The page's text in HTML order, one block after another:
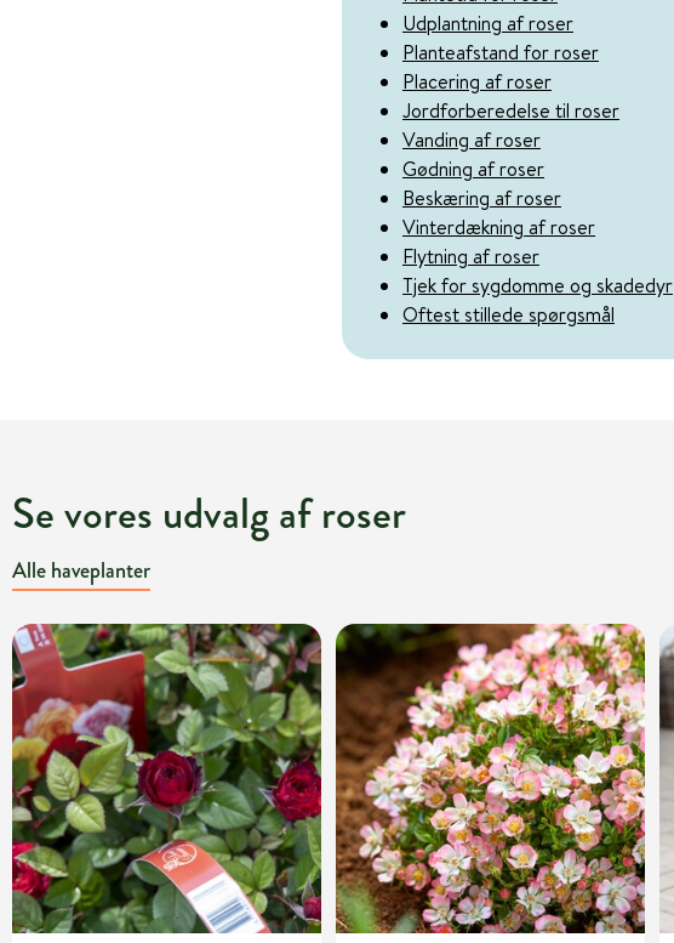
Udplantning af roser
Planteafstand for roser
Placering af roser
Jordforberedelse til roser
Vanding af roser
Gødning af roser
Beskæring af roser
Vinterdækning af roser
Flytning af roser
Tjek for sygdomme og skadedyr
Oftest stillede spørgsmål
Se vores udvalg af roser
Alle haveplanter